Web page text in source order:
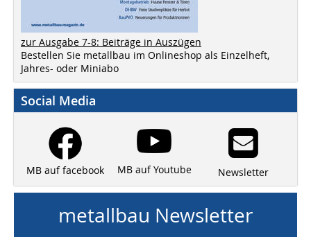
zur Ausgabe 7-8: Beiträge in Auszügen
Bestellen Sie metallbau im Onlineshop als Einzelheft,
Jahres- oder Miniabo
Social Media
MB auf facebook MB auf Youtube Newsletter
metallbau Newsletter